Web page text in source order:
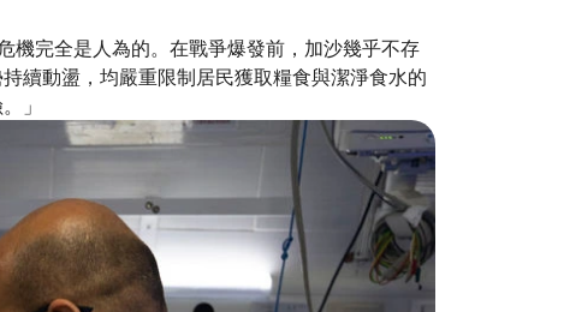
完全是人為的。在戰爭爆發前，加沙幾乎不存
續動盪，均嚴重限制居民獲取糧食與潔淨食水的
」